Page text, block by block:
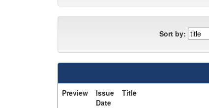
Sort by:
Preview
Issue
Date
Title